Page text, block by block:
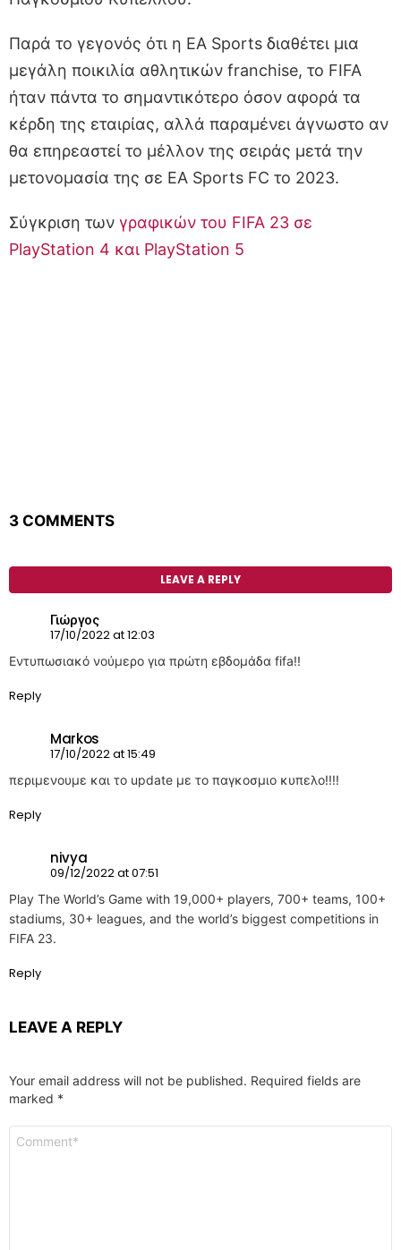
Παρά το γεγονός ότι η EA Sports διαθέτει μια
μεγάλη ποικιλία αθλητικών franchise, το FIFA
ήταν πάντα το σημαντικότερο όσον αφορά τα
κέρδη της εταιρίας, αλλά παραμένει άγνωστο αν
θα επηρεαστεί το μέλλον της σειράς μετά την
μετονομασία της σε EA Sports FC το 2023.
Σύγκριση των γραφικών του FIFA 23 σε
PlayStation 4 και PlayStation 5
3 COMMENTS
LEAVE A REPLY
Γιώργος
17/10/2022 at 12:03
Εντυπωσιακό νούμερο για πρώτη εβδομάδα fifa!!
Reply
Markos
17/10/2022 at 15:49
περιμενουμε και το update με το παγκοσμιο κυπελο!!!!
Reply
nivya
09/12/2022 at 07:51
Play The World’s Game with 19,000+ players, 700+ teams, 100+
stadiums, 30+ leagues, and the world’s biggest competitions in
FIFA 23.
Reply
LEAVE A REPLY
Your email address will not be published. Required fields are
marked *
Comment